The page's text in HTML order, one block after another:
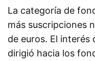
La categoría de
más suscripciones
de euros. El
dirigió hacia los